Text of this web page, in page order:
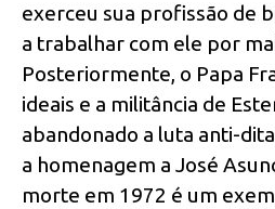
exerceu sua profissão de
a trabalhar com ele por
Posteriormente, o Papa
ideais e a militância de
abandonado a luta anti-
a homenagem a José
morte em 1972 é um